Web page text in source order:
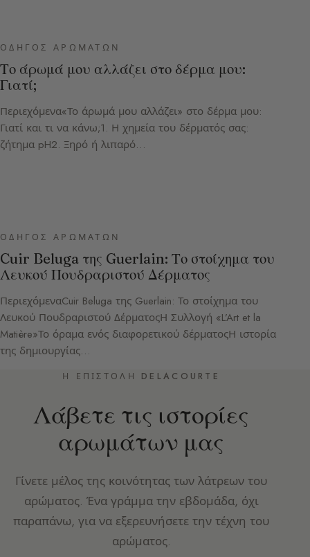
ΟΔΗΓΌΣ ΑΡΩΜΆΤΩΝ
Το άρωμά μου αλλάζει στο δέρμα μου:
Γιατί;
Περιεχόμενα«Το άρωμά μου αλλάζει» στο δέρμα μου:
Γιατί και τι να κάνω;1. Η χημεία του δέρματός σας:
ζήτημα pH2. Ξηρό ή λιπαρό…
ΟΔΗΓΌΣ ΑΡΩΜΆΤΩΝ
Cuir Beluga της Guerlain: Το στοίχημα του
Λευκού Πουδραριστού Δέρματος
ΠεριεχόμεναCuir Beluga της Guerlain: Το στοίχημα του
Λευκού Πουδραριστού ΔέρματοςΗ Συλλογή «L’Art et la
Matière»Το όραμα ενός διαφορετικού δέρματοςΗ ιστορία
της δημιουργίας…
Η ΕΠΙΣΤΟΛΉ DELACOURTE
Λάβετε τις ιστορίες
αρωμάτων μας
Γίνετε μέλος της κοινότητας των λάτρεων του
αρώματος. Ένα γράμμα την εβδομάδα, όχι
παραπάνω, για να εξερευνήσετε την τέχνη του
αρώματος.